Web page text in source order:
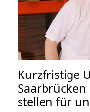
Kurzfristige
stellen für